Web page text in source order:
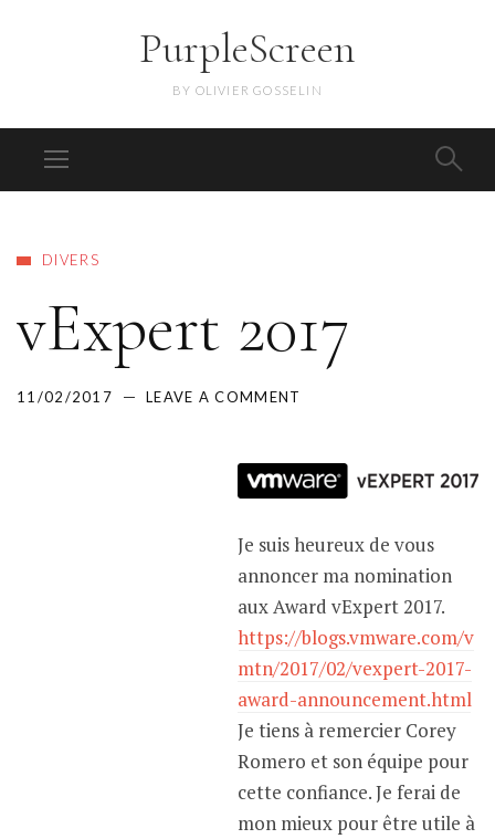
PurpleScreen
BY OLIVIER GOSSELIN
DIVERS
vExpert 2017
11/02/2017 LEAVE A COMMENT
Je suis heureux de vous
annoncer ma nomination
aux Award vExpert 2017.
https://blogs.vmware.com/v
mtn/2017/02/vexpert-2017-
award-announcement.html
Je tiens à remercier Corey
Romero et son équipe pour
cette confiance. Je ferai de
mon mieux pour être utile à